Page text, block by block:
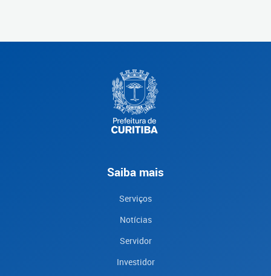
Saiba mais
Serviços
Notícias
Servidor
Investidor